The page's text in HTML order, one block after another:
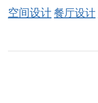
空间设计餐厅设计